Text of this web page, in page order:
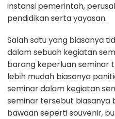
instansi pemerintah,
pendidikan serta yayasan.
Salah satu yang biasanya
dalam sebuah kegiatan
barang keperluan seminar
lebih mudah biasanya
seminar dalam kegiatan
seminar tersebut biasanya
bawaan seperti souvenir,